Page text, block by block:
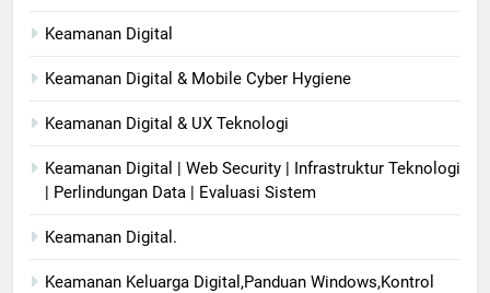
Keamanan Digital
Keamanan Digital & Mobile Cyber Hygiene
Keamanan Digital & UX Teknologi
Keamanan Digital | Web Security | Infrastruktur Teknologi
| Perlindungan Data | Evaluasi Sistem
Keamanan Digital.
Keamanan Keluarga Digital,Panduan Windows,Kontrol